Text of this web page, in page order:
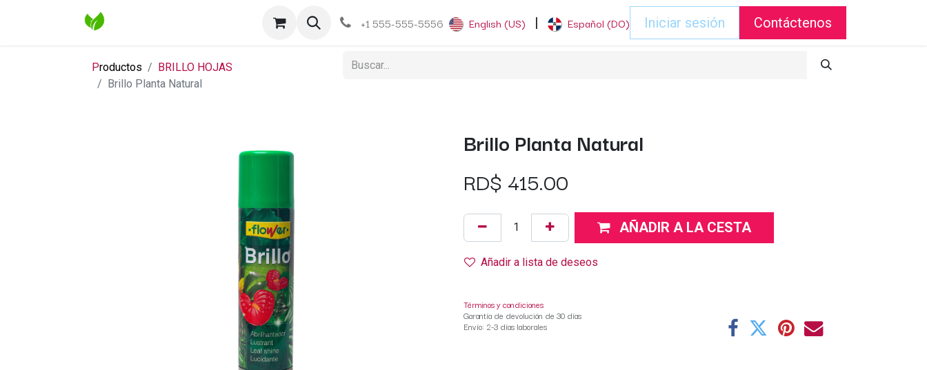
Contáctenos Blog +1 555-555-5556 English (US) | Español (DO) Iniciar sesión Contáctenos
Productos
BRILLO HOJAS
Brillo Planta Natural
Brillo Planta Natural
RD$ 415.00
AÑADIR A LA CESTA
Añadir a lista de deseos
Términos y condiciones
Garantía de devolución de 30 días
Envío: 2-3 días laborales